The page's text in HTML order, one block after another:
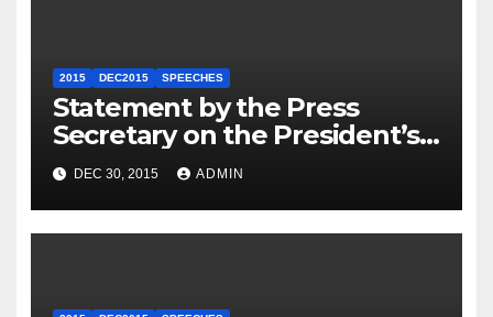
2015 DEC2015 SPEECHES
Statement by the Press
Secretary on the President’s
Travel to Germany
DEC 30, 2015 ADMIN